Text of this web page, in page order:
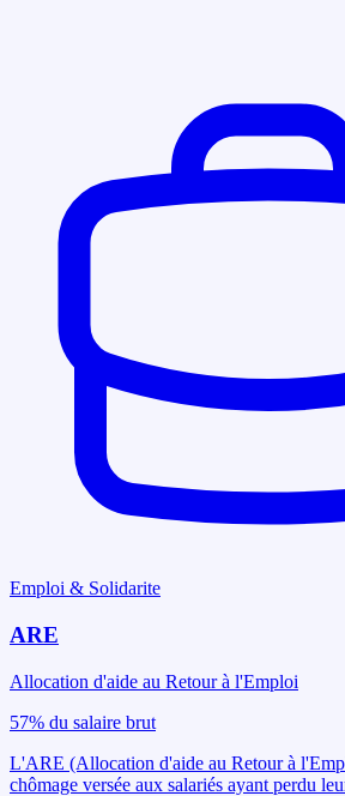
Emploi & Solidarite
ARE
Allocation d'aide au Retour à l'Emploi
57% du salaire brut
L'ARE (Allocation d'aide au Retour à
chômage versée aux salariés ayant perdu